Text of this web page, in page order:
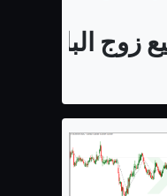
الباوند